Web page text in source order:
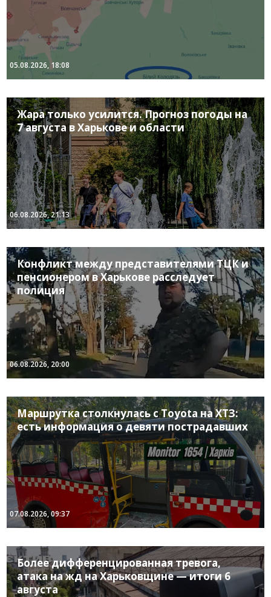
05.08.2026, 18:08
Жара только усилится. Прогноз погоды на
7 августа в Харькове и области
06.08.2026, 21:13
Конфликт между представителями ТЦК и
пенсионером в Харькове расследует
полиция
06.08.2026, 20:00
Маршрутка столкнулась с Toyota на ХТЗ:
есть информация о девяти пострадавших
07.08.2026, 09:37
Более дифференцированная тревога,
атака на жд на Харьковщине — итоги 6
августа